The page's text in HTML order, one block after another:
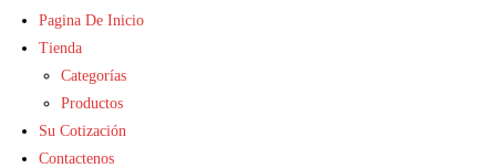
Pagina De Inicio
Tienda
Categorías
Productos
Su Cotización
Contactenos